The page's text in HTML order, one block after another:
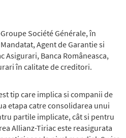
Société Générale, în
Agent de Garantie si
Asigurari, Banca Româneasca,
în calitate de creditori.
tip care implica si companii de
etapa catre consolidarea unui
partile implicate, cât si pentru
Allianz-Tiriac este reasigurata